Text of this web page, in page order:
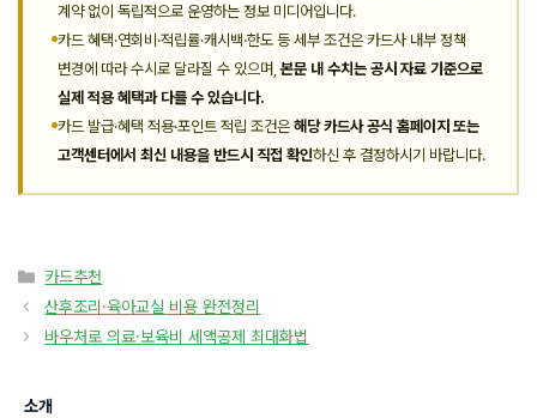
계약 없이 독립적으로 운영하는 정보 미디어입니다.
카드 혜택·연회비·적립률·캐시백·한도 등 세부 조건은 카드사 내부 정책
변경에 따라 수시로 달라질 수 있으며,본문 내 수치는 공시 자료 기준으로
실제 적용 혜택과 다를 수 있습니다.
카드 발급·혜택 적용·포인트 적립 조건은 해당 카드사 공식 홈페이지 또는
고객센터에서 최신 내용을 반드시 직접 확인하신 후 결정하시기 바랍니다.
카
테
리
카드추천
산후조리·육아교실 비용 완전정리
바우처로 의료·보육비 세액공제 최대화법
소개